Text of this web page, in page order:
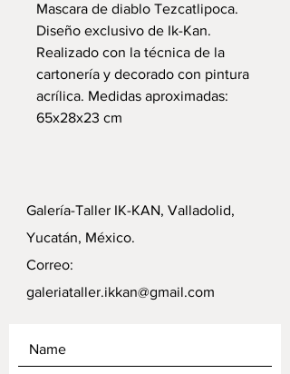
Mascara de diablo Tezcatlipoca.
Diseño exclusivo de Ik-Kan.
Realizado con la técnica de la
cartonería y decorado con pintura
acrílica. Medidas aproximadas:
65x28x23 cm
Galería-Taller IK-KAN, Valladolid,
Yucatán, México.
Correo:
galeriataller.ikkan@gmail.com